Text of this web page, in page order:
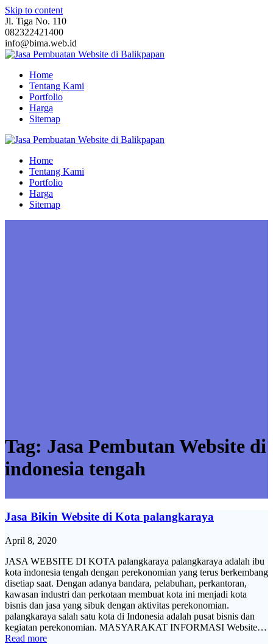
Skip to content
Jl. Tiga No. 110
082322421400
info@bima.web.id
Home
Tentang Kami
Portfolio
Harga
Sitemap
Home
Tentang Kami
Portfolio
Harga
Sitemap
Tag: Jasa Pembutan Website di
indonesia tengah
Jasa Bikin Website di Kota palangkaraya
April 8, 2020
JASA WEBSITE DI KOTA palangkaraya palangkaraya adalah ibu
kota indonesia tengah dengan perekonomian yang terus berkembang
disetiap saat. Dengan adanya bandara, pelabuhan, perkantoran,
kawasan industri dan perkotaan membuat kota ini menjadi kota
bisnis dan jasa yang sibuk dengan aktivitas perekonomian.
palangkaraya salah satu kota di Indonesia adalah pusat bisnis dan
kegiatan perekonomian. MASYARAKAT INFORMASI Website…
Read more